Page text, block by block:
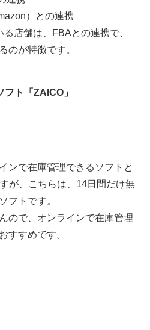
）との連携
店舗は、FBAとの連携で、
のが特徴です。
ト「ZAICO」
ンで在庫管理できるソフトと
が、こちらは、14日間だけ無
フトです。
ので、オンラインで在庫管理
すすめです。